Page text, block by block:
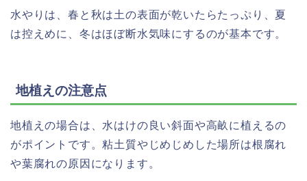
水やりは、春と秋は土の表面が乾いたらたっぷり、夏
は控えめに、冬はほぼ断水気味にするのが基本です。
地植えの注意点
地植えの場合は、水はけの良い斜面や高畝に植えるの
がポイントです。粘土質やじめじめした場所は根腐れ
や葉腐れの原因になります。